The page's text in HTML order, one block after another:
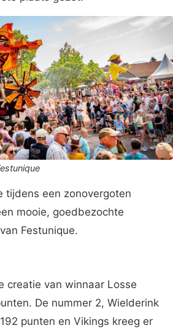
tijdens een zonovergoten
mooie, goedbezochte
Festunique.
creatie van winnaar Losse
De nummer 2, Wielderink
punten en Vikings kreeg er